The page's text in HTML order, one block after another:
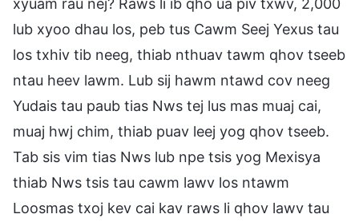
lub xyoo dhau los, peb tus Cawm Seej Yexus tau
los txhiv tib neeg, thiab nthuav tawm qhov tseeb
ntau heev lawm. Lub sij hawm ntawd cov neeg
Yudais tau paub tias Nws tej lus mas muaj cai,
muaj hwj chim, thiab puav leej yog qhov tseeb.
Tab sis vim tias Nws lub npe tsis yog Mexisya
thiab Nws tsis tau cawm lawv los ntawm
Loosmas txoj kev cai kav raws li qhov lawv tau